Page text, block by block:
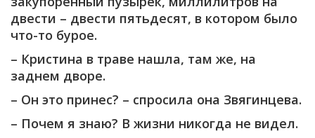
двести – двести пятьдесят, в котором было
что-то бурое.
– Кристина в траве нашла, там же, на
заднем дворе.
– Он это принес? – спросила она Звягинцева.
– Почем я знаю? В жизни никогда не видел.